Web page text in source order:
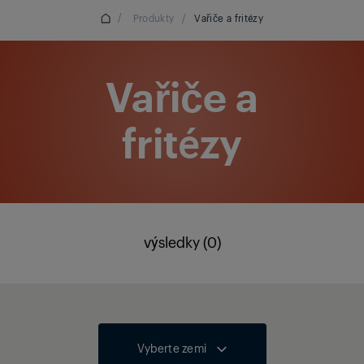
/ Produkty / Vařiče a fritézy
Vařiče a
fritézy
výsledky (0)
Vyberte zemi